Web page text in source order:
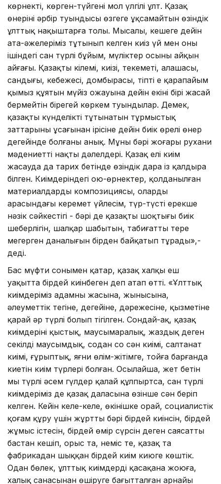
көрнекті, көрген-түйгені мол үлгілі ұлт. Қазақ
өнерінің әрбір туындысы өзгеге ұқсамайтын өзіндік
ұлттық нақыштарға толы. Мысалы, кешеге дейін
ата-әжелеріміз тұтынып келген киіз үй мен оның
ішіндегі сан түрлі бұйым, мүліктер осының айқын
айғағы. Қазақтың кілемі, киізі, текеметі, алашасы,
сандығы, кебежесі, домбырасы, тіпті ең қарапайым
қымыз құятын мүйіз ожауына дейін екінің бірі жасай
бермейтін бірегей көркем туындылар. Демек,
қазақтың күнделікті тұтынатын тұрмыстық
заттарының ұсағынан ірісіне дейін биік өрелі өнер
деңгейінде болғаны анық. Мұның бәрі жоғары рухани
мәдениеттің нақты дәлелдері. Қазақ елі киім
жасауда да тарих бетінде өзіндік дара із қалдыра
білген. Киімдеріндегі ою-өрнектер, қолданылған
материалдардың композициясы, олардың
арасындағы керемет үйлесім, түр-түстің ерекше
нәзік сәйкестігі - бәрі де қазақтың шоқтығы биік
шеберлігін, шалқар шабытын, табиғатты терең
меңгерген даналығын бірден байқатып тұрады»,-
деді.
Бас мүфти сонымен қатар, қазақ халқы еш
уақытта бірдей киінбеген деп атап өтті. «Ұлттық
киімдеріміз адамның жасына, жынысына,
әлеуметтік тегіне, деңгейіне, дәрежесіне, қызметіне
қарай әр түрлі болып тігілген. Сондай-ақ, қазақ
киімдерінің қыстық, маусымаралық, жаздық деген
секілді маусымдық, содан соң сән киімі, салтанат
киімі, ғұрыптық, яғни өлім-жітімге, тойға барғанда
киетін киім түрлері болған. Осылайша, жет бетін
мың түрлі әсем гүлдер қалай құлпыртса, сан түрлі
киімдеріміз де қазақ даласына өзінше сән беріп
келген. Кейін келе-келе, өкінішке орай, социалистік
қоғам құру үшін жұрттың бәрі бірдей киінсін, бірдей
жұмыс істесін, бірдей өмір сүрсін деген саясатты
бастан кешіп, орыс та, неміс те, қазақ та
фабрикадан шыққан бірдей киім киюге көштік.
Одан бөлек, ұлттық киімдерді қасақана жоюға,
халық санасынан өшіруге бағытталған арнайы